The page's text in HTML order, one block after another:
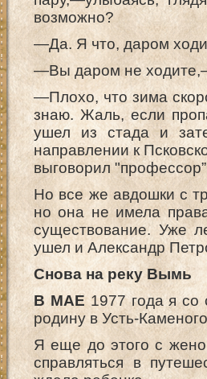
возможно?
—Да. Я что, даром
—Вы даром не
—Плохо, что зима
знаю. Жаль, если
ушел из стада и
направлении к
выговорил
Но все же авдошки с
но она не имела
существование. Уже
ушел и Александр
Снова на реку Вымь
В МАЕ1977 года я со
родину в Усть-
Я еще до этого с
справляться в